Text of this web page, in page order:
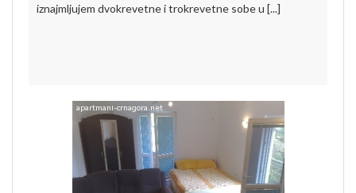
iznajmljujem dvokrevetne i trokrevetne sobe u [...]